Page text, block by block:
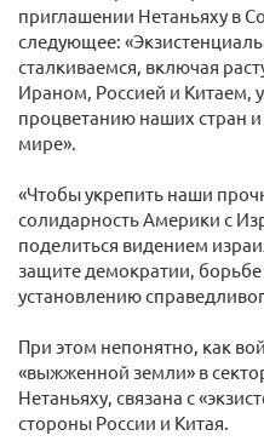
приглашении Нетаньяху в
следующее:
сталкиваемся, включая
Ираном, Россией и Китаем,
процветанию наших стран
мире».
«Чтобы укрепить наши
солидарность Америки с
поделиться видением
защите демократии,
установлению
При этом непонятно, как
«выжженной земли» в
Нетаньяху, связана с
стороны России и Китая.